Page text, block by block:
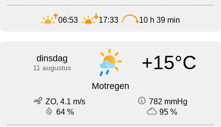
06:53 17:33 10 h 39 min
dinsdag
11 augustus +15°C
Motregen
ZO, 4.1 m/s
782 mmHg
64 %
95 %